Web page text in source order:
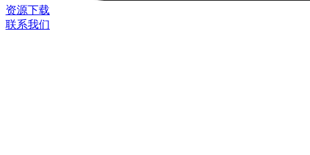
资源下载
联系我们